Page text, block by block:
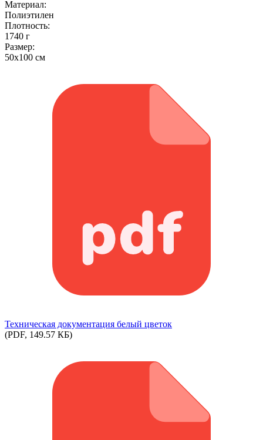
Материал:
Полиэтилен
Плотность:
1740 г
Размер:
50x100 см
Техническая документация белый цветок
(PDF, 149.57 КБ)